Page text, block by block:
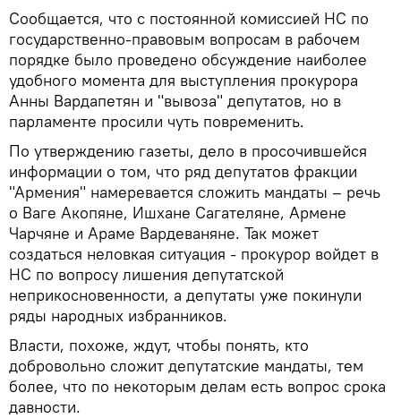
Сообщается, что с постоянной комиссией НС по
государственно-правовым вопросам в рабочем
порядке было проведено обсуждение наиболее
удобного момента для выступления прокурора
Анны Вардапетян и "вывоза" депутатов, но в
парламенте просили чуть повременить.
По утверждению газеты, дело в просочившейся
информации о том, что ряд депутатов фракции
"Армения" намеревается сложить мандаты – речь
о Ваге Акопяне, Ишхане Сагателяне, Армене
Чарчяне и Араме Вардеваняне. Так может
создаться неловкая ситуация - прокурор войдет в
НС по вопросу лишения депутатской
неприкосновенности, а депутаты уже покинули
ряды народных избранников.
Власти, похоже, ждут, чтобы понять, кто
добровольно сложит депутатские мандаты, тем
более, что по некоторым делам есть вопрос срока
давности.